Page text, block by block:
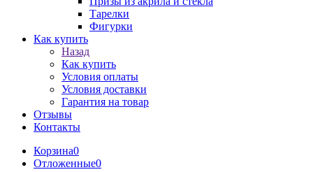
Тарелки
Фигурки
Как купить
Назад
Как купить
Условия оплаты
Условия доставки
Гарантия на товар
Отзывы
Контакты
Корзина0
Отложенные0